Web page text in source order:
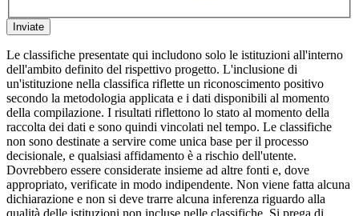
Inviate
Le classifiche presentate qui includono solo le istituzioni all'interno
dell'ambito definito del rispettivo progetto. L'inclusione di
un'istituzione nella classifica riflette un riconoscimento positivo
secondo la metodologia applicata e i dati disponibili al momento
della compilazione. I risultati riflettono lo stato al momento della
raccolta dei dati e sono quindi vincolati nel tempo. Le classifiche
non sono destinate a servire come unica base per il processo
decisionale, e qualsiasi affidamento è a rischio dell'utente.
Dovrebbero essere considerate insieme ad altre fonti e, dove
appropriato, verificate in modo indipendente. Non viene fatta alcuna
dichiarazione e non si deve trarre alcuna inferenza riguardo alla